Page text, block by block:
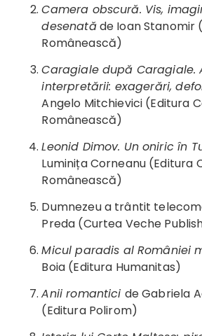
Camera obscură. Vis,
desenatăde Ioan Stanomir
Românească)
Caragiale după Caragiale.
interpretării: exagerări,
Angelo Mitchievici (Editura
Românească)
Leonid Dimov. Un oniric în
Luminița Corneanu (Editura
Românească)
Dumnezeu a trântit
Preda (Curtea Veche
Micul paradis al României
Boia (Editura Humanitas)
Anii romantici de Gabriela
(Editura Polirom)